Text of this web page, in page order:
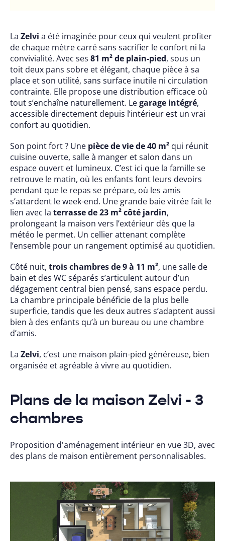
La Zelvi a été imaginée pour ceux qui veulent profiter
de chaque mètre carré sans sacrifier le confort ni la
convivialité. Avec ses 81 m² de plain-pied, sous un
toit deux pans sobre et élégant, chaque pièce à sa
place et son utilité, sans surface inutile ni circulation
contrainte. Elle propose une distribution efficace où
tout s’enchaîne naturellement. Legarage intégré,
accessible directement depuis l’intérieur est un vrai
confort au quotidien.
Son point fort ? Une pièce de vie de 40 m² qui réunit
cuisine ouverte, salle à manger et salon dans un
espace ouvert et lumineux. C’est ici que la famille se
retrouve le matin, où les enfants font leurs devoirs
pendant que le repas se prépare, où les amis
s’attardent le week-end. Une grande baie vitrée fait le
lien avec la terrasse de 23 m² côté jardin,
prolongeant la maison vers l’extérieur dès que la
météo le permet. Un cellier attenant complète
l’ensemble pour un rangement optimisé au quotidien.
Côté nuit, trois chambres de 9 à 11 m², une salle de
bain et des WC séparés s’articulent autour d’un
dégagement central bien pensé, sans espace perdu.
La chambre principale bénéficie de la plus belle
superficie, tandis que les deux autres s’adaptent aussi
bien à des enfants qu’à un bureau ou une chambre
d’amis.
La Zelvi, c’est une maison plain-pied généreuse, bien
organisée et agréable à vivre au quotidien.
Plans de la maison Zelvi - 3
chambres
Proposition d'aménagement intérieur en vue 3D, avec
des plans de maison entièrement personnalisables.